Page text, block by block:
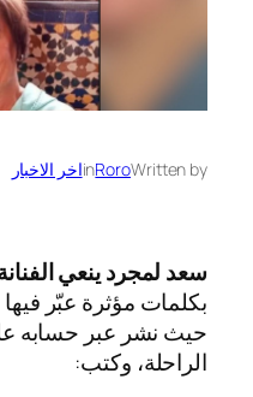
Written by
Roro
inاخر الاخبار
سعد لمجرد ينعي
بكلمات مؤثرة عبّر
حيث نشر عبر حسابه
الراحلة، وكتب: